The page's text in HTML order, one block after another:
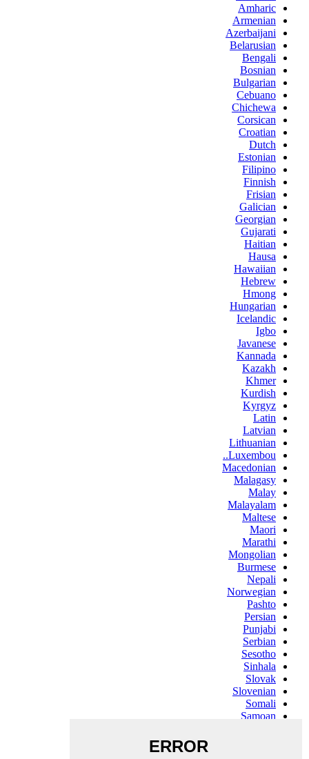
Amharic
Armenian
Azerbaijani
Belarusian
Bengali
Bosnian
Bulgarian
Cebuano
Chichewa
Corsican
Croatian
Dutch
Estonian
Filipino
Finnish
Frisian
Galician
Georgian
Gujarati
Haitian
Hausa
Hawaiian
Hebrew
Hmong
Hungarian
Icelandic
Igbo
Javanese
Kannada
Kazakh
Khmer
Kurdish
Kyrgyz
Latin
Latvian
Lithuanian
Luxembou..
Macedonian
Malagasy
Malay
Malayalam
Maltese
Maori
Marathi
Mongolian
Burmese
Nepali
Norwegian
Pashto
Persian
Punjabi
Serbian
Sesotho
Sinhala
Slovak
Slovenian
Somali
Samoan